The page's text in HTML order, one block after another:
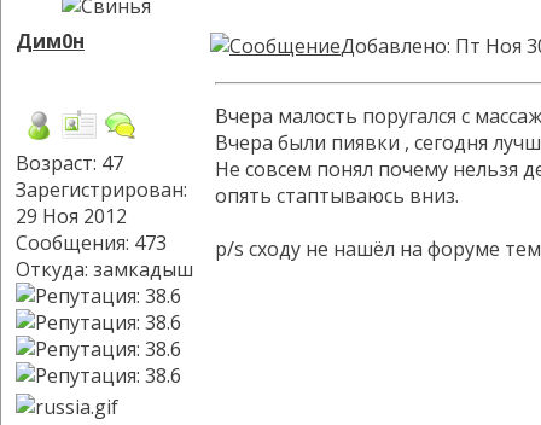
Дим0н
Возраст: 47
Зарегистрирован:
29 Ноя 2012
Сообщения: 473
Откуда: замкадыш
Добавлено: Пт Ноя
Вчера малость поругался с
Вчера были пиявки , сегодня
Не совсем понял почему нельзя
опять стаптываюсь вниз.
p/s сходу не нашёл на форуме